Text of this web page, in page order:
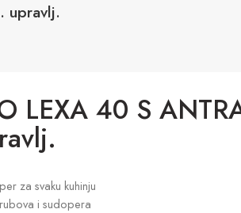
upravlj.
LEXA 40 S
za svaku kuhinju
i sudopera